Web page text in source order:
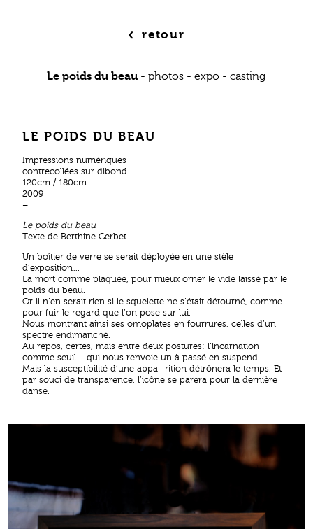
‹ retour
Le poids du beau -photos -expo -casting
LE POIDS DU BEAU
Impressions numériques
contrecollées sur dibond
120cm / 180cm
2009
–
Le poids du beau
Texte de Berthine Gerbet
Un boîtier de verre se serait déployée en une stèle
d’exposition…
La mort comme plaquée, pour mieux orner le vide laissé par le
poids du beau.
Or il n’en serait rien si le squelette ne s’était détourné, comme
pour fuir le regard que l’on pose sur lui.
Nous montrant ainsi ses omoplates en fourrures, celles d’un
spectre endimanché.
Au repos, certes, mais entre deux postures: l’incarnation
comme seuil… qui nous renvoie un à passé en suspend.
Mais la susceptibilité d’une appa- rition détrônera le temps. Et
par souci de transparence, l’icône se parera pour la dernière
danse.